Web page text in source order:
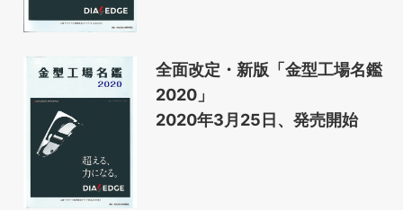
全面改定・新版「金型工場名鑑
2020」
2020年3月25日、発売開始